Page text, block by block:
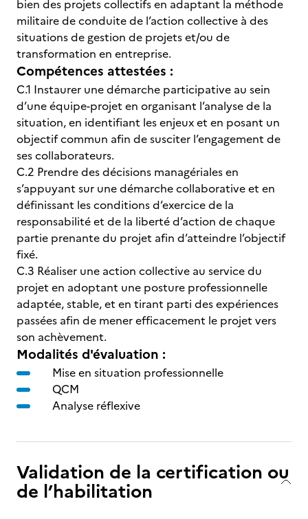
bien des projets collectifs en adaptant la méthode
militaire de conduite de l’action collective à des
situations de gestion de projets et/ou de
transformation en entreprise.
Compétences attestées :
C.1 Instaurer une démarche participative au sein
d’une équipe-projet en organisant l’analyse de la
situation, en identifiant les enjeux et en posant un
objectif commun afin de susciter l’engagement de
ses collaborateurs.
C.2 Prendre des décisions managériales en
s’appuyant sur une démarche collaborative et en
définissant les conditions d’exercice de la
responsabilité et de la liberté d’action de chaque
partie prenante du projet afin d’atteindre l’objectif
fixé.
C.3 Réaliser une action collective au service du
projet en adoptant une posture professionnelle
adaptée, stable, et en tirant parti des expériences
passées afin de mener efficacement le projet vers
son achèvement.
Modalités d'évaluation :
Mise en situation professionnelle
QCM
Analyse réflexive
Validation de la certification ou
de l’habilitation